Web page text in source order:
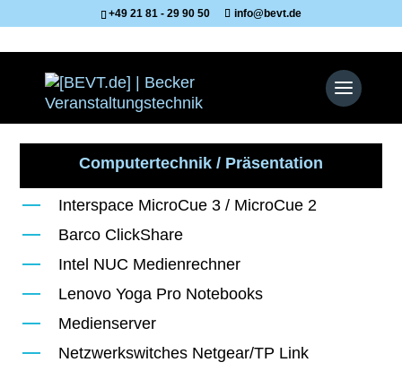
+49 21 81 - 29 90 50 info@bevt.de
Computertechnik / Präsentation
Interspace MicroCue 3 / MicroCue 2
Barco ClickShare
Intel NUC Medienrechner
Lenovo Yoga Pro Notebooks
Medienserver
Netzwerkswitches Netgear/TP Link